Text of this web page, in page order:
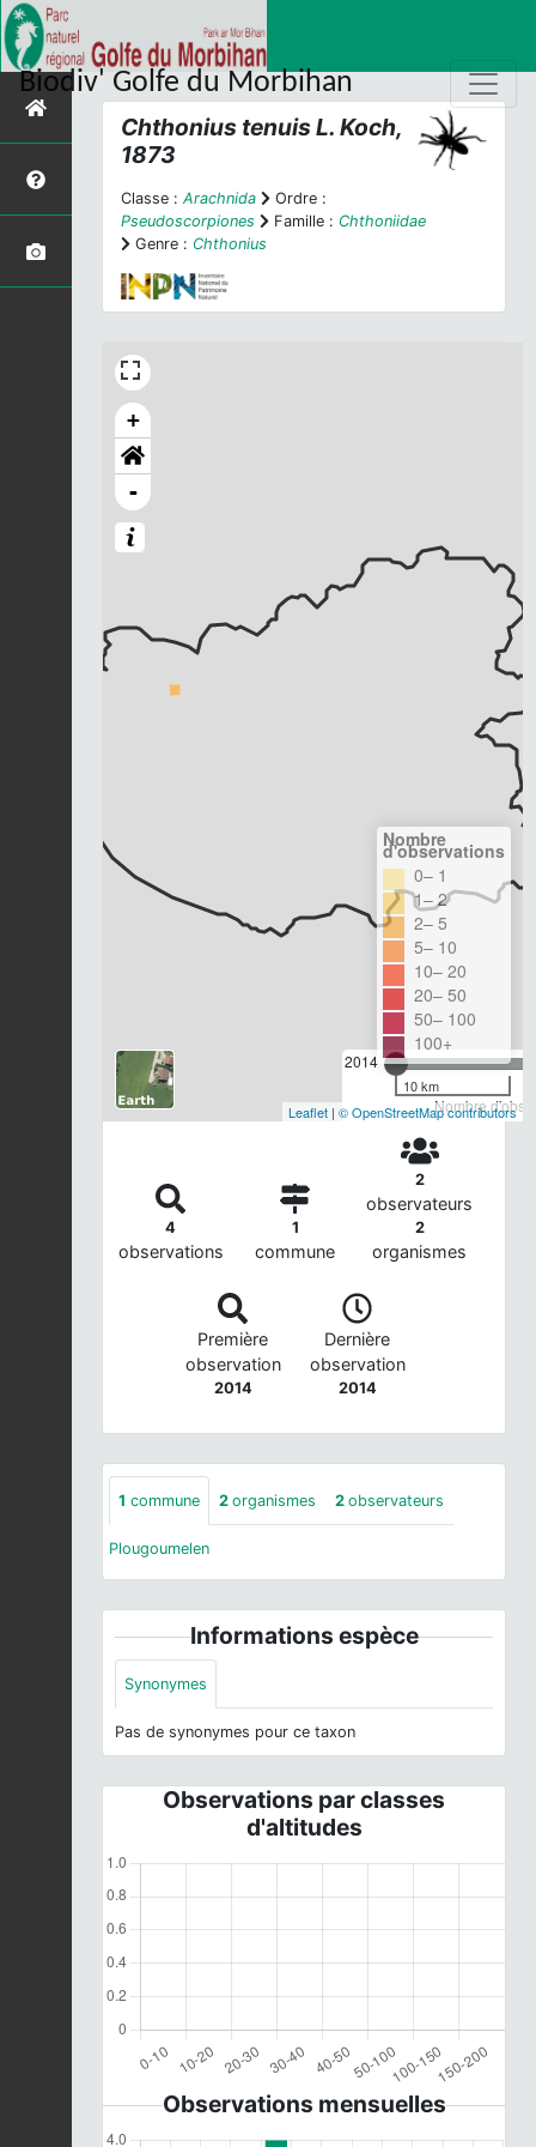
Biodiv' Golfe du Morbihan
Chthonius tenuis L. Koch,
1873
Classe : Arachnida
Ordre :
Pseudoscorpiones
Famille : Chthoniidae
Genre : Chthonius
+
-
2014
Nombre
Nombre
d'observations
0– 1
1– 2
2– 5
5– 10
10– 20
20– 50
50– 100
100+
10 km
Leaflet | © OpenStreetMap contributors
4
observations
1
commune
2
observateurs
2
organismes
Première
observation
2014
Dernière
observation
2014
1 commune 2 organismes 2 observateurs
Plougoumelen
Informations espèce
Synonymes
Pas de synonymes pour ce taxon
Observations par classes
d'altitudes
Observations mensuelles